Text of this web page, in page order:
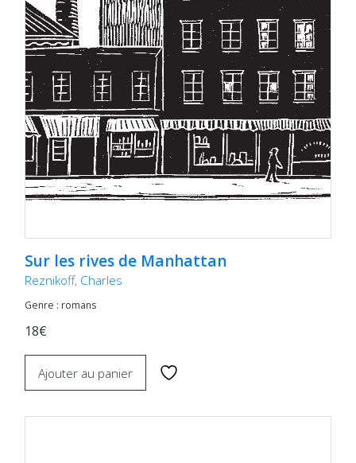
Sur les rives de Manhattan
Reznikoff, Charles
Genre : romans
18€
Ajouter au panier